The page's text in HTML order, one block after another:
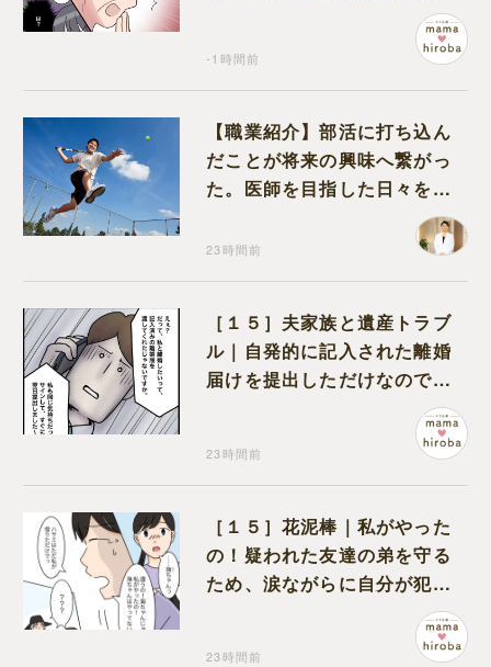
-1時間前
【職業紹介】部活に打ち込ん
だことが将来の興味へ繋がっ
た。医師を目指した日々を振
23時間前
［１５］夫家族と遺産トラブ
ル｜自発的に記入された離婚
届けを提出しただけなので、
23時間前
［１５］花泥棒｜私がやった
の！疑われた友達の弟を守る
ため、涙ながらに自分が犯人
23時間前